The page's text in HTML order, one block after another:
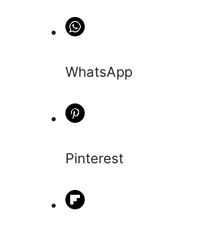
WhatsApp
Pinterest